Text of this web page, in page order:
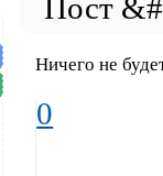
Ничего не
0